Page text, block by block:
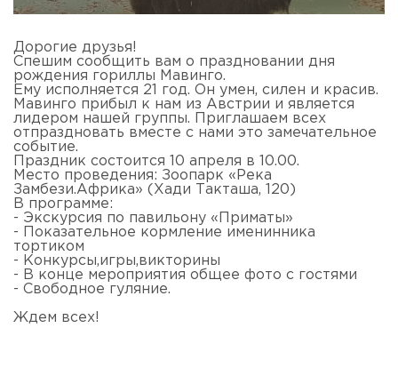
Дорогие друзья!
Спешим сообщить вам о праздновании дня
рождения гориллы Мавинго.
Ему исполняется 21 год. Он умен, силен и красив.
Мавинго прибыл к нам из Австрии и является
лидером нашей группы. Приглашаем всех
отпраздновать вместе с нами это замечательное
событие.
Праздник состоится 10 апреля в 10.00.
Место проведения: Зоопарк «Река
Замбези.Африка» (Хади Такташа, 120)
В программе:
- Экскурсия по павильону «Приматы»
- Показательное кормление именинника
тортиком
- Конкурсы,игры,викторины
- В конце мероприятия общее фото с гостями
- Свободное гуляние.
Ждем всех!